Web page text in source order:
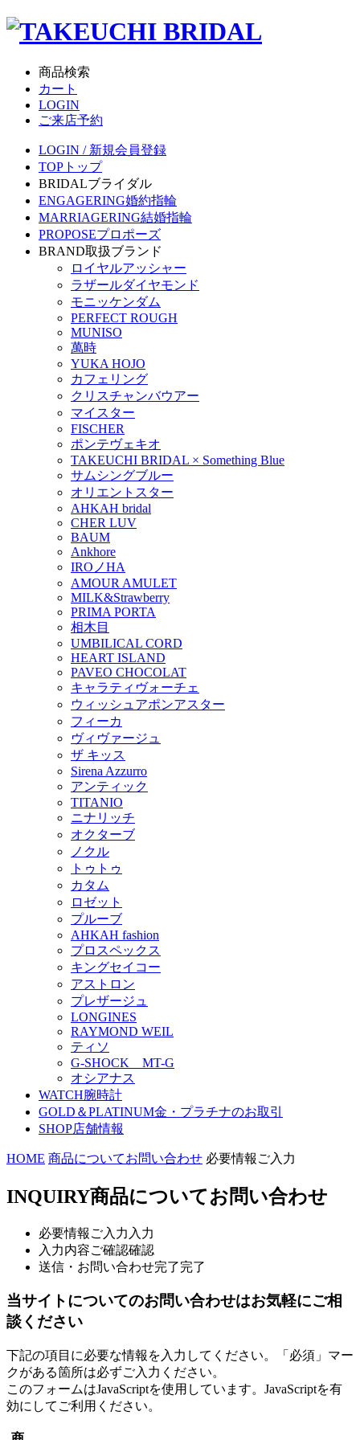
商品検索
カート
LOGIN
ご来店予約
LOGIN / 新規会員登録
TOP トップ
BRIDALブライダル
ENGAGERING婚約指輪
MARRIAGERING結婚指輪
PROPOSEプロポーズ
BRAND取扱ブランド
ロイヤルアッシャー
ラザールダイヤモンド
モニッケンダム
PERFECT ROUGH
MUNISO
萬時
YUKA HOJO
カフェリング
クリスチャンバウアー
マイスター
FISCHER
ポンテヴェキオ
TAKEUCHI BRIDAL × Something Blue
サムシングブルー
オリエントスター
AHKAH bridal
CHER LUV
BAUM
Ankhore
IROノHA
AMOUR AMULET
MILK&Strawberry
PRIMA PORTA
相木目
UMBILICAL CORD
HEART ISLAND
PAVEO CHOCOLAT
キャラティヴォーチェ
ウィッシュアポンアスター
フィーカ
ヴィヴァージュ
ザ キッス
Sirena Azzurro
アンティック
TITANIO
ニナリッチ
オクターブ
ノクル
トゥトゥ
カタム
ロゼット
プルーブ
AHKAH fashion
プロスペックス
キングセイコー
アストロン
プレザージュ
LONGINES
RAYMOND WEIL
ティソ
G-SHOCK MT-G
オシアナス
WATCH腕時計
GOLD＆PLATINUM金・プラチナのお取引
SHOP店舗情報
HOME 商品についてお問い合わせ 必要情報ご入力
INQUIRY商品についてお問い合わせ
必要情報ご入力 入力
入力内容ご確認確認
送信・お問い合わせ完了完了
当サイトについてのお問い合わせはお気軽にご相
談ください
下記の項目に必要な情報を入力してください。「必須」マー
クがある箇所は必ずご入力ください。
このフォームはJavaScriptを使用しています。JavaScriptを有
効にしてご利用ください。